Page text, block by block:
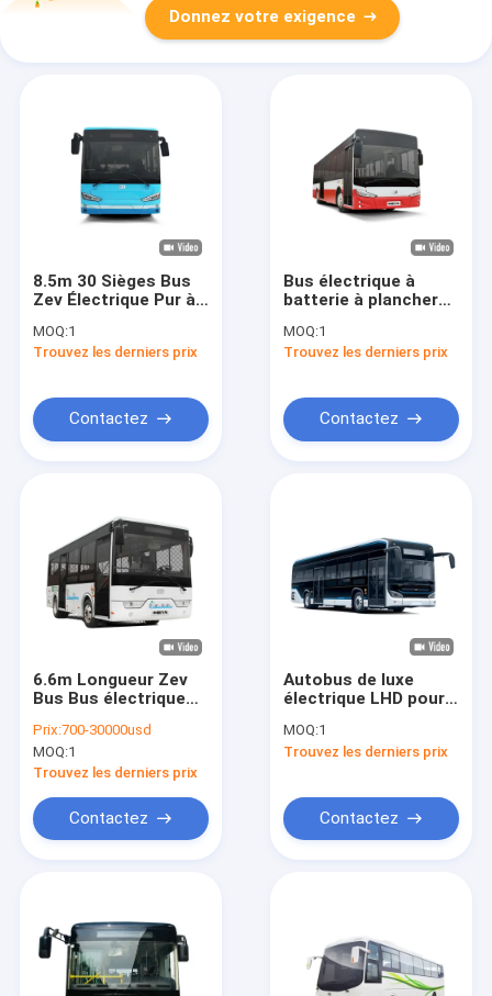
Produits
À propos de nous
Donnez votre exigence
8.5m 30 Sièges Bus
Zev Électrique Pur à
avec Climatiseur
MOQ:1
Trouvez les derniers prix
Contactez
Bus électrique à
batterie à plancher
30 sièges et une
autonomie de 270 km
urbain
MOQ:1
Trouvez les derniers prix
Contactez
6.6m Longueur Zev
Bus Bus électrique
km/h de vitesse
maximale et 35
passagers de
Prix:700-30000usd
MOQ:1
Trouvez les derniers prix
Contactez
Autobus de luxe
électrique LHD pour
empattement de 12
m et 6200 mm pour
MOQ:1
Trouvez les derniers prix
Contactez